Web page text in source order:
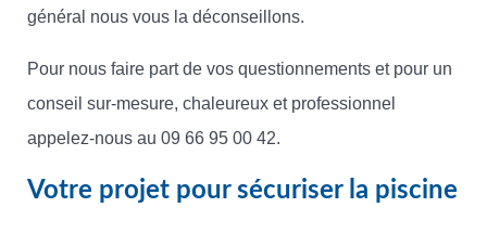
général nous vous la déconseillons.
Pour nous faire part de vos questionnements et pour un
conseil sur-mesure, chaleureux et professionnel
appelez-nous au 09 66 95 00 42.
Votre projet pour sécuriser la piscine